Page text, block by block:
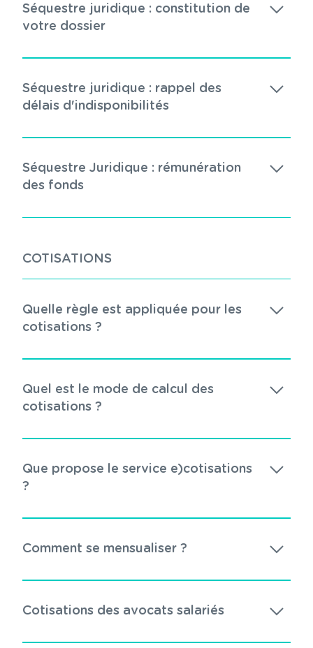
Séquestre juridique : constitution de
votre dossier
Séquestre juridique : rappel des
délais d'indisponibilités
Séquestre Juridique : rémunération
des fonds
COTISATIONS
Quelle règle est appliquée pour les
cotisations ?
Quel est le mode de calcul des
cotisations ?
Que propose le service e)cotisations
?
Comment se mensualiser ?
Cotisations des avocats salariés